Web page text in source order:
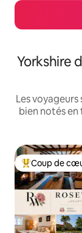
Yorkshire
Les
bien notés
Coups de
Coup de